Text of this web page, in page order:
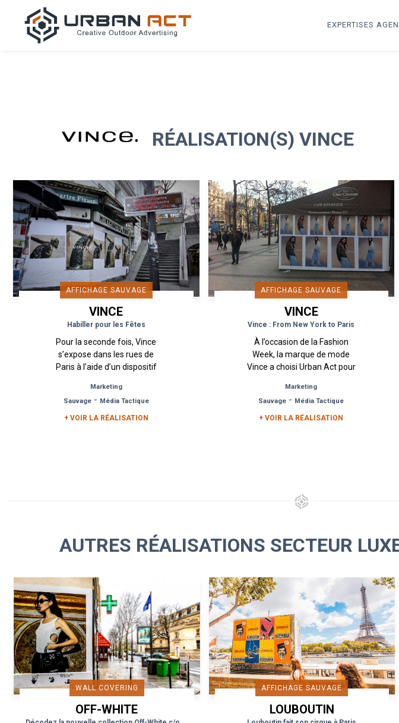
EXPERTISES
RÉALISATION(S) VINCE
AFFICHAGE SAUVAGE
VINCE
Habiller pour les Fêtes
Pour la seconde fois, Vince
s’expose dans les rues de
Paris à l’aide d’un dispositif
avant les fêtes de fin d’année,
la marque...
Marketing
Sauvage- Média Tactique
+ VOIR LA RÉALISATION
AFFICHAGE SAUVAGE
VINCE
Vince : From New York to Paris
À l’occasion de la Fashion
Week, la marque de mode
Vince a choisi Urban Act pour
campagne d’affichage
sauvage dans les rues de
Paris...
Marketing
Sauvage - Média Tactique
+ VOIR LA RÉALISATION
AUTRES RÉALISATIONS SECTEUR
WALL COVERING
OFF-WHITE
AFFICHAGE SAUVAGE
LOUBOUTIN